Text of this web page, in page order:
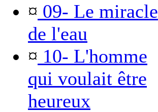
¤ 09- Le miracle
de l'eau
¤ 10- L'homme
qui voulait être
heureux